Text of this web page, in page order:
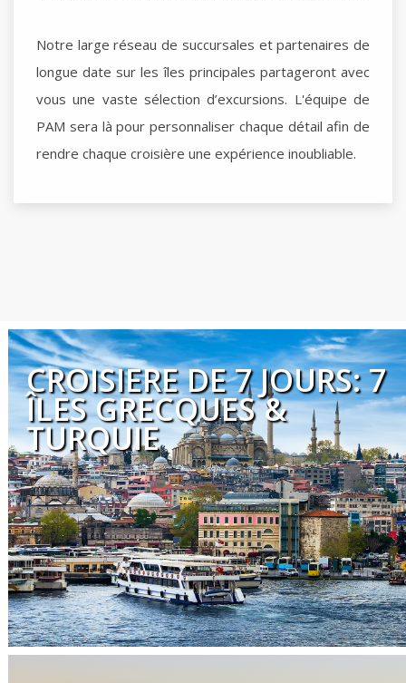
Notre large réseau de succursales et partenaires de
longue date sur les îles principales partageront avec
vous une vaste sélection d’excursions. L'équipe de
PAM sera là pour personnaliser chaque détail afin de
rendre chaque croisière une expérience inoubliable.
CROISIERE DE 7 JOURS: 7
ÎLES GRECQUES &
TURQUIE